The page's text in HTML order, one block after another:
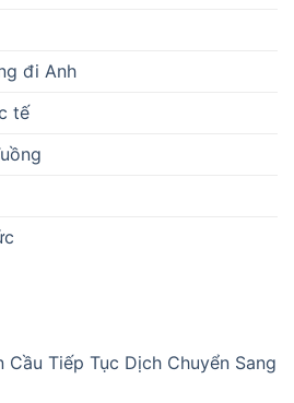
đi Anh
tế
Cầu Tiếp Tục Dịch Chuyển Sang